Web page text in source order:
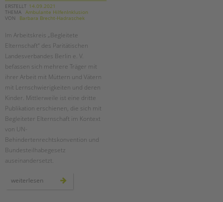
Tagesgruppen
EINGLIEDERUNGSHILFE
BETREUTES WOHNEN
TANDEM BTL AKADEMIE
Zertfikatskurse
Seminarkalender
Seminarräume
STADTTEILARBEIT
PROFIL | LEITBILD
Suchen
ERSTELLT 14.09.2021
THEMA Ambulante HilfenInklusion
VON
Barbara Brecht-Hadraschek
Im Arbeitskreis „Begleitete
Elternschaft“ des Paritätischen
Landesverbandes Berlin e. V.
befassen sich mehrere Träger mit
ihrer Arbeit mit Müttern und Vätern
mit Lernschwierigkeiten und deren
Kinder. Mittlerweile ist eine dritte
Publikation erschienen, die sich mit
Begleiteter Elternschaft im Kontext
von UN-
Behindertenrechtskonvention und
Bundesteilhabegesetz
auseinandersetzt.
weiterlesen
handreichung